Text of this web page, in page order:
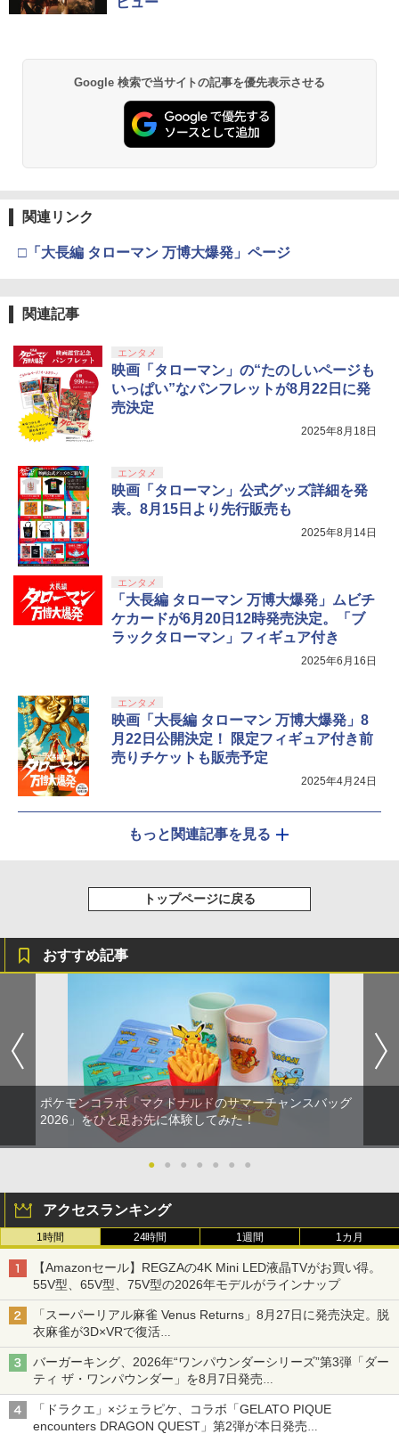
Google 検索で当サイトの記事を優先表示させる
関連リンク
□「大長編 タローマン 万博大爆発」ページ
関連記事
エンタメ
映画「タローマン」の“たのしいページも
いっぱい”なパンフレットが8月22日に発
売決定
2025年8月18日
エンタメ
映画「タローマン」公式グッズ詳細を発
表。8月15日より先行販売も
2025年8月14日
エンタメ
「大長編 タローマン 万博大爆発」ムビチ
ケカードが6月20日12時発売決定。「ブ
ラックタローマン」フィギュア付き
2025年6月16日
エンタメ
映画「大長編 タローマン 万博大爆発」8
月22日公開決定！ 限定フィギュア付き前
売りチケットも販売予定
2025年4月24日
もっと関連記事を見る
トップページに戻る
おすすめ記事
ポケモンコラボ「マクドナルドのサマーチャンスバッグ
2026」をひと足お先に体験してみた！
● ● ● ● ● ● ●
アクセスランキング
1時間 24時間 1週間 1カ月
【Amazonセール】REGZAの4K Mini LED液晶TVがお買い得。
55V型、65V型、75V型の2026年モデルがラインナップ
「スーパーリアル麻雀 Venus Returns」8月27日に発売決定。脱
衣麻雀が3D×VRで復活
発売から2週間は20%オフになるセールが実施
バーガーキング、2026年“ワンパウンダーシリーズ”第3弾「ダー
ティ ザ・ワンパウンダー」を8月7日発売
「特製ガーリックマヨソース」を使用した超大型チーズバーガー
「ドラクエ」×ジェラピケ、コラボ「GELATO PIQUE
encounters DRAGON QUEST」第2弾が本日発売